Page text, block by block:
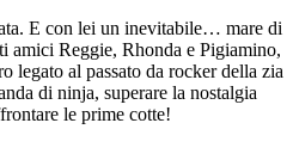
E con lei un inevitabile… mare di
amici Reggie, Rhonda e Pigiamino,
legato al passato da rocker della zia
di ninja, superare la nostalgia
le prime cotte!